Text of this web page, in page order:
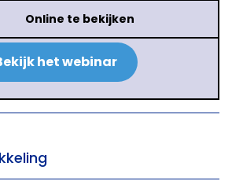
Online te bekijken
het webinar